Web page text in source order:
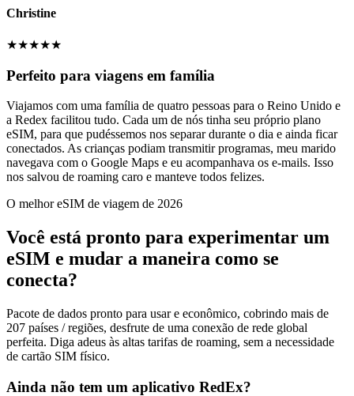
Christine
★★★★★
Perfeito para viagens em família
Viajamos com uma família de quatro pessoas para o Reino Unido e
a Redex facilitou tudo. Cada um de nós tinha seu próprio plano
eSIM, para que pudéssemos nos separar durante o dia e ainda ficar
conectados. As crianças podiam transmitir programas, meu marido
navegava com o Google Maps e eu acompanhava os e-mails. Isso
nos salvou de roaming caro e manteve todos felizes.
O melhor eSIM de viagem de 2026
Você está pronto para experimentar um
eSIM e mudar a maneira como se
conecta?
Pacote de dados pronto para usar e econômico, cobrindo mais de
207 países / regiões, desfrute de uma conexão de rede global
perfeita. Diga adeus às altas tarifas de roaming, sem a necessidade
de cartão SIM físico.
Ainda não tem um aplicativo RedEx?